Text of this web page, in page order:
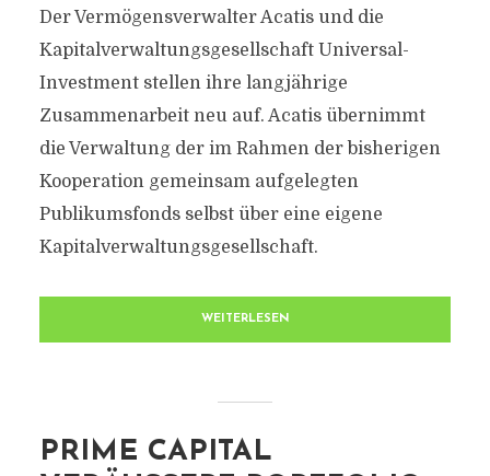
Der Vermögensverwalter Acatis und die
Kapitalverwaltungsgesellschaft Universal-
Investment stellen ihre langjährige
Zusammenarbeit neu auf. Acatis übernimmt
die Verwaltung der im Rahmen der bisherigen
Kooperation gemeinsam aufgelegten
Publikumsfonds selbst über eine eigene
Kapitalverwaltungsgesellschaft.
WEITERLESEN
PRIME CAPITAL